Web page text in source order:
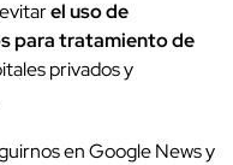
el uso de
para tratamiento de
privados y
en Google News y